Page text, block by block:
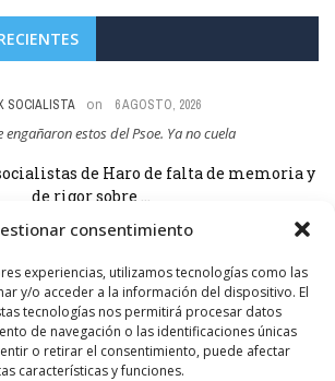
consentimiento
experiencias, utilizamos tecnologías como las
y/o acceder a la información del dispositivo. El
tecnologías nos permitirá procesar datos
de navegación o las identificaciones únicas
o retirar el consentimiento, puede afectar
características y funciones.
SOCIALISTA on 6 AGOSTO, 2026
engañaron estos del Psoe. Ya no cuela
de Haro de falta de memoria y
de rigor sobre ...